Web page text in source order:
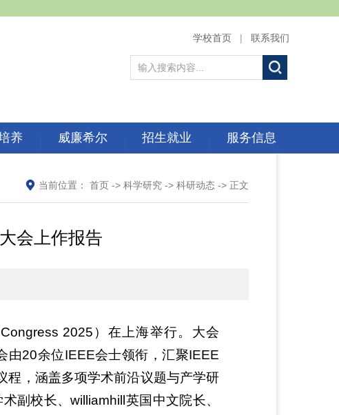
学校首页 | 联系我们
养 威廉希尔 招生就业 服务信息
当前位置： 首页 ->科学研究 ->科研动态 -> 正文
会上作报告
2025）在上海举行。大会
由20余位IEEE会士领衔，汇聚IEEE
程，涵盖多项学术前沿议题与产学研
副校长、williamhill英国中文院长、